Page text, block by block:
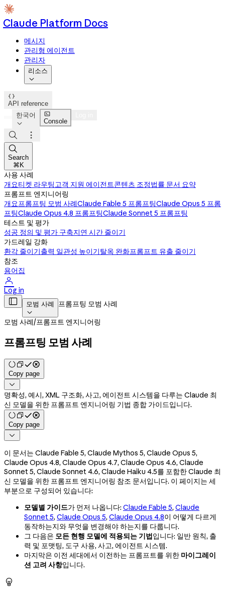
Claude Platform Docs
메시지
관리형 에이전트
관리자
리소스


API reference
한국어


Console



Search
⌘K
사용 사례
개요티켓 라우팅고객 지원 에이전트콘텐츠 조정법률 문서 요약
프롬프트 엔지니어링
개요프롬프팅 모범 사례Claude Fable 5 프롬프팅Claude Opus 5 프롬
프팅Claude Opus 4.8 프롬프팅Claude Sonnet 5 프롬프팅
테스트 및 평가
성공 정의 및 평가 구축지연 시간 줄이기
가드레일 강화
환각 줄이기출력 일관성 높이기탈옥 완화프롬프트 유출 줄이기
참조
용어집

Log in
 모범 사례

프롬프팅 모범 사례
모범 사례/프롬프트 엔지니어링
프롬프팅 모범 사례
Copy page

명확성, 예시, XML 구조화, 사고, 에이전트 시스템을 다루는 Claude 최
신 모델을 위한 프롬프트 엔지니어링 기법 종합 가이드입니다.
Copy page

이 문서는 Claude Fable 5, Claude Mythos 5, Claude Opus 5,
Claude Opus 4.8, Claude Opus 4.7, Claude Opus 4.6, Claude
Sonnet 5, Claude Sonnet 4.6, Claude Haiku 4.5를 포함한 Claude 최
신 모델을 위한 프롬프트 엔지니어링 참조 문서입니다. 이 페이지는 세
부분으로 구성되어 있습니다:
모델별 가이드가 먼저 나옵니다: Claude Fable 5, Claude
Sonnet 5, Claude Opus 5, Claude Opus 4.8이 어떻게 다르게
동작하는지와 무엇을 변경해야 하는지를 다룹니다.
그 다음은 모든 현행 모델에 적용되는 기법입니다: 일반 원칙, 출
력 및 포맷팅, 도구 사용, 사고, 에이전트 시스템.
마지막은 이전 세대에서 이전하는 프롬프트를 위한 마이그레이
션 고려 사항입니다.
